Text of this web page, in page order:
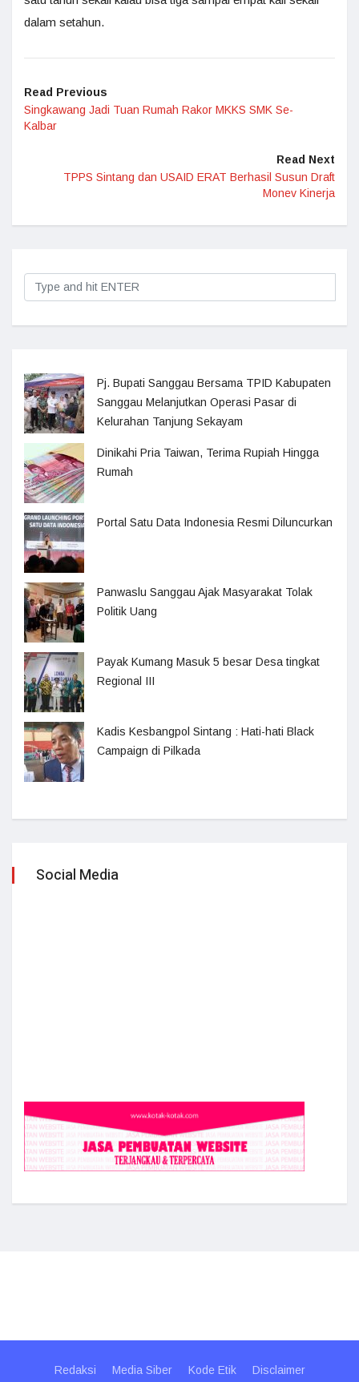
dalam setahun.
Read Previous
Singkawang Jadi Tuan Rumah Rakor MKKS SMK Se-
Kalbar
Read Next
TPPS Sintang dan USAID ERAT Berhasil Susun Draft
Monev Kinerja
Pj. Bupati Sanggau Bersama TPID Kabupaten
Sanggau Melanjutkan Operasi Pasar di
Kelurahan Tanjung Sekayam
Dinikahi Pria Taiwan, Terima Rupiah Hingga
Rumah
Portal Satu Data Indonesia Resmi Diluncurkan
Panwaslu Sanggau Ajak Masyarakat Tolak
Politik Uang
Payak Kumang Masuk 5 besar Desa tingkat
Regional III
Kadis Kesbangpol Sintang : Hati-hati Black
Campaign di Pilkada
Social Media
Redaksi Media Siber Kode Etik Disclaimer